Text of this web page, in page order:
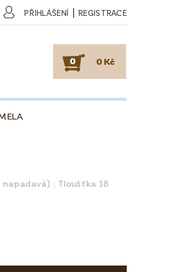
PŘIHLÁŠENÍ | REGISTRACE
0 0 Kč
napadavá)
Tloušťka 18